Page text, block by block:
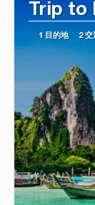
Trip to
1 目的地 2 交